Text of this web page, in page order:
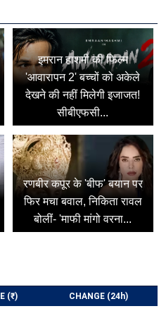
इमरान हाशमी की फिल्म
'आवारापन 2' बच्चों को अकेले
देखने की नहीं मिलेगी इजाजत!
सीबीएफसी...
रणबीर कपूर के 'बीफ' बयान पर
फिर मचा बवाल, निकिता रावल
बोलीं- 'माफी मांगो वरना...